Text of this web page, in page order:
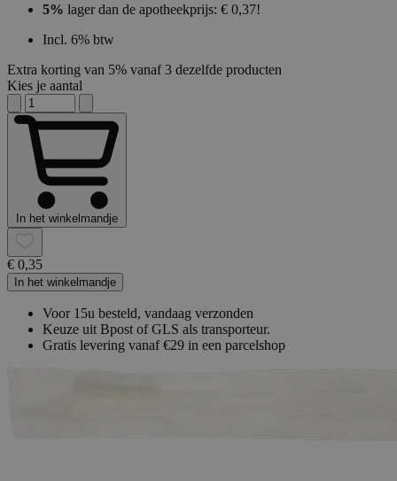
5% lager dan de apotheekprijs: € 0,37!
Incl. 6% btw
Extra korting van 5% vanaf 3 dezelfde producten
Kies je aantal
In het winkelmandje
€ 0,35
In het winkelmandje
Voor 15u besteld, vandaag verzonden
Keuze uit Bpost of GLS als transporteur.
Gratis levering vanaf €29 in een parcelshop